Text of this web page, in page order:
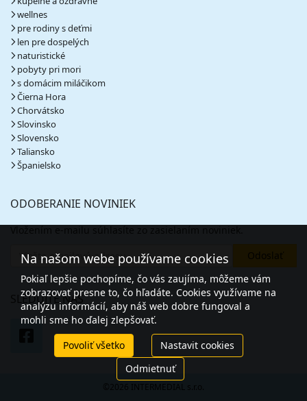
wellnes
pre rodiny s deťmi
len pre dospelých
naturistické
pobyty pri mori
s domácim miláčikom
Čierna Hora
Chorvátsko
Slovinsko
Slovensko
Taliansko
Španielsko
ODOBERANIE NOVINIEK
SLEDUJTE NÁS
©2026 INTERMEDIAL s.r.o.
Na našom webe používame cookies
Pokiaľ lepšie pochopíme, čo vás zaujíma, môžeme vám
zobrazovať presne to, čo hľadáte. Cookies využívame na
analýzu informácií, aby náš web dobre fungoval a
mohli sme ho ďalej zlepšovať.
Povoliť všetko
Nastavit cookies
Odmietnuť